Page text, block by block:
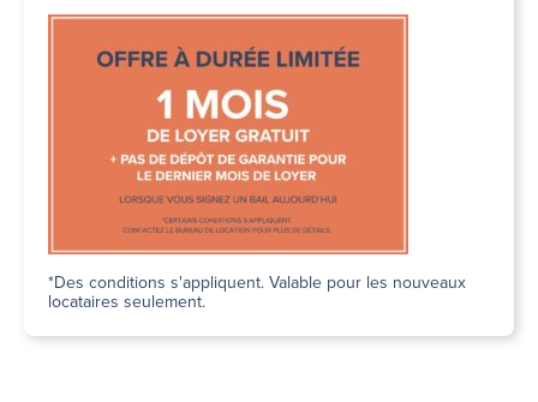
*Des conditions s'appliquent. Valable pour les nouveaux
locataires seulement.